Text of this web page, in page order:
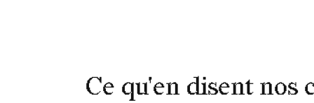
Ce qu'en disent nos